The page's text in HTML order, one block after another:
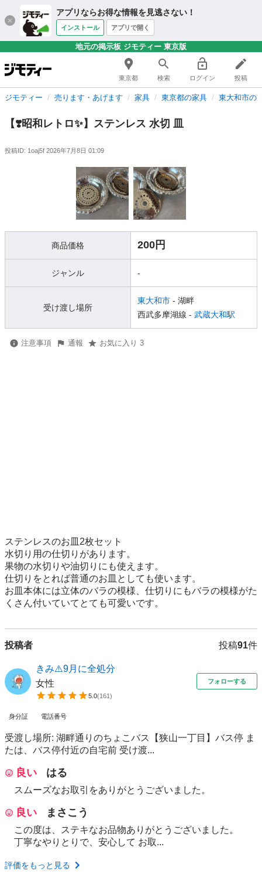
アプリならお得な情報を見逃さない！
インストール アプリで開く
地元の掲示板 ジモティー 東京版
東京都 検索 ログイン 投稿
ジモティー 売ります・あげます 家具 東京都の家具 東大和市の
【❣️昭和レトロ✨】ステンレス 水切 皿
投稿ID: 1oaj5f 2026年7月8日 01:09
商品価格 200円
ジャンル -
受け渡し場所
東大和市 - 湖畔
西武多摩湖線 - 武蔵大和駅
注意事項 通報 お気に入り 3
ステンレスのお皿2枚セット
水切り用の仕切りがあります。
果物の水切りや油切りにも使えます。
仕切りをとれば普通のお皿としても使います。
お皿本体には立体のバラの模様、仕切りにもバラの模様がた
くさん付いていてとても可愛いです。
投稿者 投稿91件
きみ⚠️9月に全処分
女性
5.0(161)
フォローする
身分証 電話番号
受渡し場所: 湖畔通りのちょこバス【狭山一丁目】バス停 ま
たは、バス停付近の自宅前 受け渡...
良い はる
スムーズなお取引をありがとうございました。
良い まさこう
この度は、ステキなお品物ありがとうございました。
丁寧なやりとりで、安心して お取...
評価をもっと見る